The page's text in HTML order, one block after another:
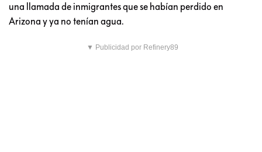
una llamada de inmigrantes que se habían perdido en
Arizona y ya no tenían agua.
▼ Publicidad por Refinery89